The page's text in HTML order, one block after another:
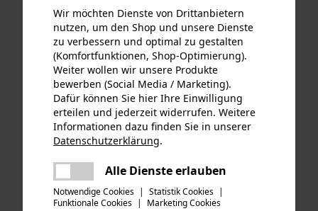
Forstbekleidung
14,90 €* 9,90 €*
Wir möchten Dienste von Drittanbietern
nutzen, um den Shop und unsere Dienste
zu verbessern und optimal zu gestalten
(Komfortfunktionen, Shop-Optimierung).
Weiter wollen wir unsere Produkte
bewerben (Social Media / Marketing).
Dafür können Sie hier Ihre Einwilligung
erteilen und jederzeit widerrufen. Weitere
Informationen dazu finden Sie in unserer
Datenschutzerklärung.
Alle Dienste erlauben
Notwendige Cookies | Statistik Cookies |
Funktionale Cookies | Marketing Cookies
Es ist ein Fehler aufgetreten. Bitte
versuchen Sie es erneut.
mail